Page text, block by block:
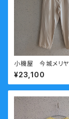
小機屋 今城メリ
ンツ 小機屋 キナ
料)
¥23,100